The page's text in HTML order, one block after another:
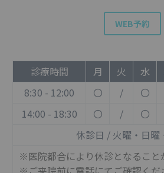
WEB予約
診療時間 月 火 水
8:30 - 12:00
〇 / 〇
14:00 - 18:30
〇 / 〇
休診日 / 火曜・日曜
※医院都合により休診となること